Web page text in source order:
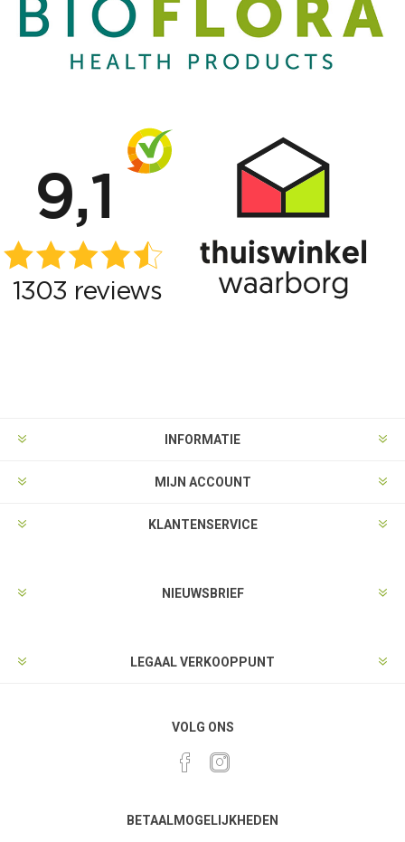
INFORMATIE
MIJN ACCOUNT
KLANTENSERVICE
NIEUWSBRIEF
LEGAAL VERKOOPPUNT
VOLG ONS
BETAALMOGELIJKHEDEN